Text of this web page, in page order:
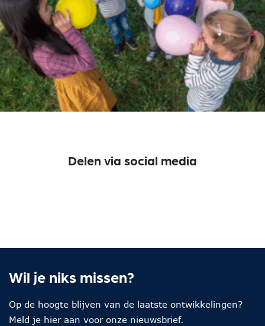
Delen via social media
Wil je niks missen?
Op de hoogte blijven van de laatste ontwikkelingen?
Meld je hier aan voor onze nieuwsbrief.